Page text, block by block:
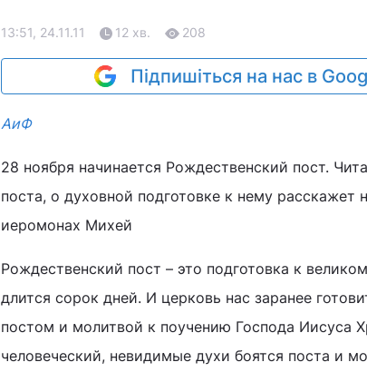
13:51, 24.11.11 12 хв. 208
Підпишіться на нас в
АиФ
28 ноября начинается Рождественский пост.
поста, о духовной подготовке к нему
иеромонах Михей
Рождественский пост – это подготовка к
длится сорок дней. И церковь нас заранее
постом и молитвой к поучению Господа Иисуса
человеческий, невидимые духи боятся поста и